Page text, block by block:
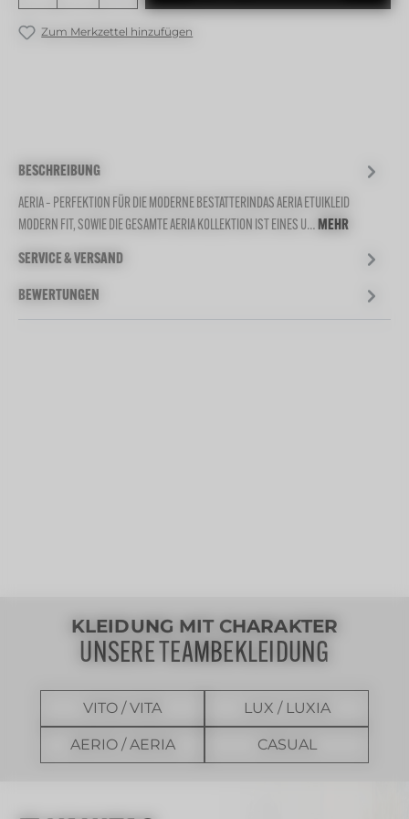
Zum Merkzettel hinzufügen
BESCHREIBUNG
AERIA – PERFEKTION FÜR DIE MODERNE BESTATTERINDAS AERIA ETUIKLEID
MODERN FIT, SOWIE DIE GESAMTE AERIA KOLLEKTION IST EINES U…MEHR
SERVICE & VERSAND
BEWERTUNGEN
KLEIDUNG MIT CHARAKTER
UNSERE TEAMBEKLEIDUNG
VITO / VITA LUX / LUXIA
AERIO / AERIA CASUAL